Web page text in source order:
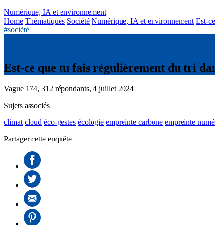
Numérique, IA et environnement
Home Thématiques Société Numérique, IA et environnement Est-
#société
Est-ce que tu fais régulièrement du tri
Vague 174, 312 répondants, 4 juillet 2024
Sujets associés
climat cloud éco-gestes écologie empreinte carbone empreinte
Partager cette enquête